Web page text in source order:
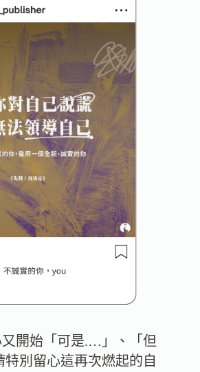
開始「可是.…」、「但
別留心這再次燃起的自